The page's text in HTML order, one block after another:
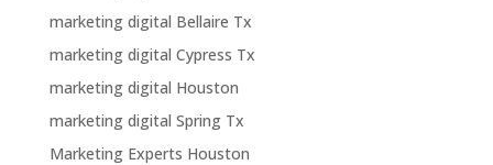
marketing digital Bellaire Tx
marketing digital Cypress Tx
marketing digital Houston
marketing digital Spring Tx
Marketing Experts Houston